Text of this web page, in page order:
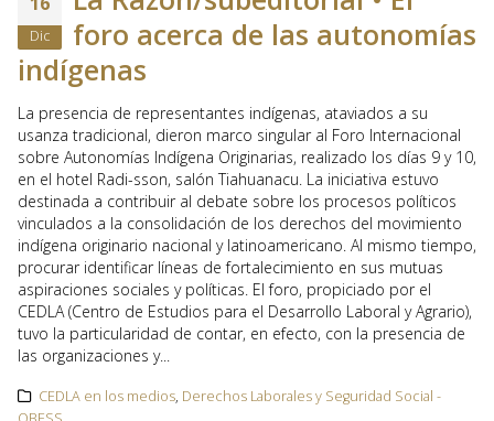
Dic
foro acerca de las autonomías
indígenas
La presencia de representantes indígenas, ataviados a su
usanza tradicional, dieron marco singular al Foro Internacional
sobre Autonomías Indígena Originarias, realizado los días 9 y 10,
en el hotel Radi-sson, salón Tiahuanacu. La iniciativa estuvo
destinada a contribuir al debate sobre los procesos políticos
vinculados a la consolidación de los derechos del movimiento
indígena originario nacional y latinoamericano. Al mismo tiempo,
procurar identificar líneas de fortalecimiento en sus mutuas
aspiraciones sociales y políticas. El foro, propiciado por el
CEDLA (Centro de Estudios para el Desarrollo Laboral y Agrario),
tuvo la particularidad de contar, en efecto, con la presencia de
las organizaciones y...
CEDLA en los medios, Derechos Laborales y Seguridad Social -